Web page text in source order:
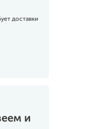
доставки
и